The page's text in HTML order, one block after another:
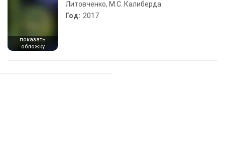
показать
обложку
Литовченко, М.С. Калиберда
Год: 2017